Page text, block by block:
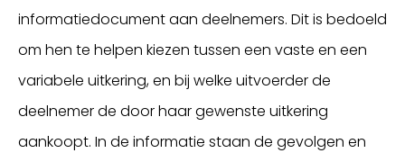
informatiedocument aan deelnemers. Dit is bedoeld
om hen te helpen kiezen tussen een vaste en een
variabele uitkering, en bij welke uitvoerder de
deelnemer de door haar gewenste uitkering
aankoopt. In de informatie staan de gevolgen en